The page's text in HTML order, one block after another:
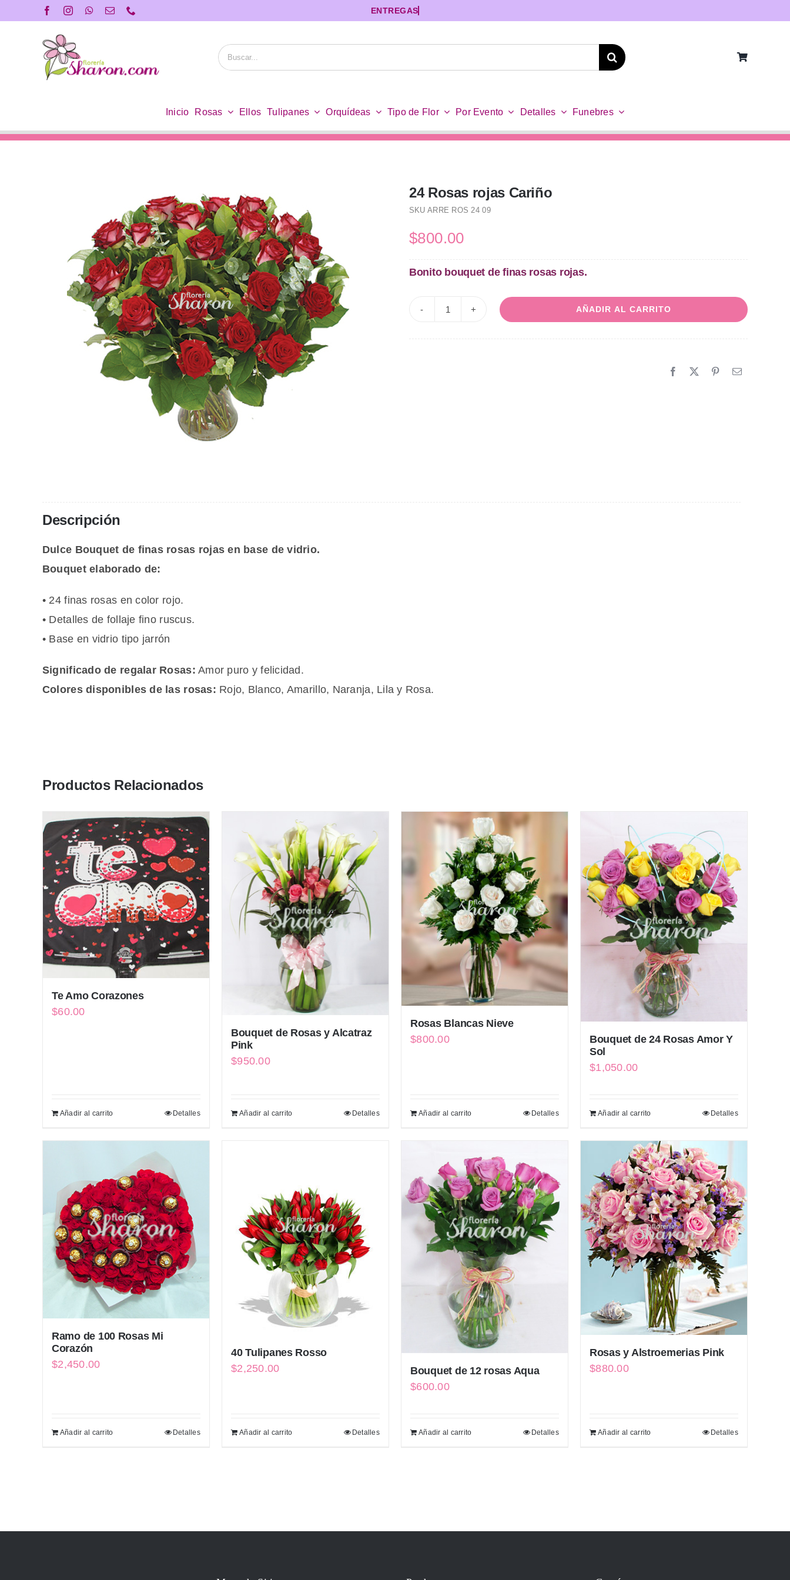
contenido
Buscar:
Inicio Rosas Ellos Tulipanes Orquídeas Tipo de Flor Por Evento Detalles Funebres
24 Rosas rojas Cariño
SKUARRE ROS 24 09
$800.00
Bonito bouquet de finas rosas rojas.
AÑADIR AL CARRITO
Descripción
Dulce Bouquet de finas rosas rojas en base de vidrio.
Bouquet elaborado de:
• 24 finas rosas en color rojo.
• Detalles de follaje fino ruscus.
• Base en vidrio tipo jarrón
Significado de regalar Rosas: Amor puro y felicidad.
Colores disponibles de las rosas: Rojo, Blanco, Amarillo, Naranja, Lila y Rosa.
Productos Relacionados
Te Amo Corazones
$60.00
Añadir al carrito Detalles
Bouquet de Rosas y Alcatraz
Pink
$950.00
Añadir al carrito Detalles
Rosas Blancas Nieve
$800.00
Añadir al carrito Detalles
Bouquet de 24 Rosas Amor Y
Sol
$1,050.00
Añadir al carrito Detalles
Ramo de 100 Rosas Mi
Corazón
$2,450.00
Añadir al carrito Detalles
40 Tulipanes Rosso
$2,250.00
Añadir al carrito Detalles
Bouquet de 12 rosas Aqua
$600.00
Añadir al carrito Detalles
Rosas y Alstroemerias Pink
$880.00
Añadir al carrito Detalles